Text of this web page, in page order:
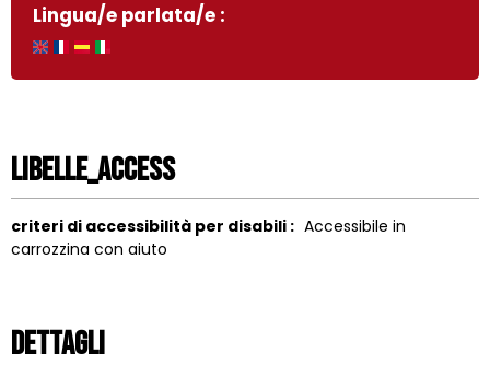
Lingua/e parlata/e :
LIBELLE_ACCESS
criteri di accessibilità per disabili : Accessibile in
carrozzina con aiuto
Dettagli